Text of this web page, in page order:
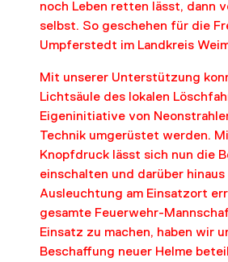
DOWNLOADS
noch Leben retten lässt, dann
selbst. So geschehen für die
Umpferstedt im Landkreis
Mit unserer Unterstützung
Lichtsäule des lokalen
Eigeninitiative von
Technik umgerüstet werden.
Knopfdruck lässt sich nun die
einschalten und darüber
Ausleuchtung am Einsatzort
gesamte Feuerwehr-
Einsatz zu machen, haben wir
Beschaffung neuer Helme